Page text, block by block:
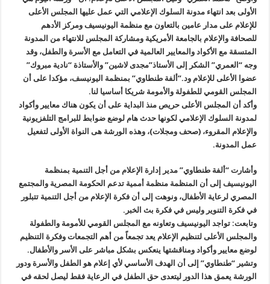
الأولى بعد انتهاء مدونة السلوك الإعلامي التي عمل عليها المجلس الأعلى
للإعلام على مدار عامين بالتعاون مع منظمة اليونيسيف ومركز الأدهم
للصحافة والإعلام بالجامعة الأمريكية ومشاركة المجلس للانتهاء من المدونة
المتسقة مع الأكواد والمعايير العالمية في التعامل مع الأسرة والطفل، وقد
وجه “العمري” الشكر إلى الأستاذ”مجدى لاشين” والأستاذة “نادية مبروك”
عضوا الأعلى للإعلام ود.”ألفة طنطاوي” بمنظمة اليونيسف، مؤكدا على أن
المجلس القومي للطفولة والأمومة شريكا أساسيا لنا.
وأكد أن المجلس الأعلى حريص منذ البداية على أن يكون هناك معايير وأكواد
لمدونة السلوك الإعلامي لكونها حدث هام لوضع ضوابط للبرامج التلفزيونية
والإعلام المقروء، (صحف ومجلات)، وهذه الورشة هى النواة الأولى لتفعيل
عمل المدونة.
وأشارت “ألفة طنطاوي” مدير إدارة الإعلام من أجل التنمية بمنظمة
اليونيسيف إلى أن المنظمة منظمة أممية تدعم الحكومة المصرية والمجتمع
المصري لرعاية الأطفال، ونوهت إلى أن فكرة الإعلام من أجل التنمية تتبلور
في فكرة التنوير وليس في فكرة بث الخبر.
وتابعت: تواجد اليونيسيف وتعاونه مع المجلس القومي للأمومة والطفولة
والمجلس الأعلى لتنظيم الإعلام يعد تجمعاً من أهم التجمعات وفكرة التنظيم
لوضع معايير وأكواد ومناقشتها ينعكس بشكل مباشر على الأسر والأطفال.
وتشير “طنطاوي” إلى أن الهدف الأساسي لأي إعلام هو الطفل والأسرة ودور
الورشة يعمق هذا الدور ليتعدى حق الطفل في الرعاية فقط ليصل لحقه في